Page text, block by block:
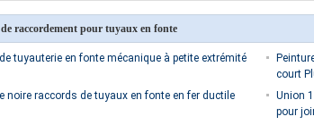
de raccordement pour tuyaux en fonte
tuyauterie en fonte mécanique à petite extrémité
court
noire raccords de tuyaux en fonte en fer ductile
Union
pour